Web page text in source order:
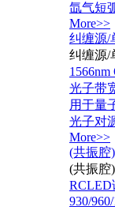
氙气短
More>>
纠缠源/
纠缠源/
光子带
用于量
光子对
More>>
(共振腔
(共振腔
RCLED
930/